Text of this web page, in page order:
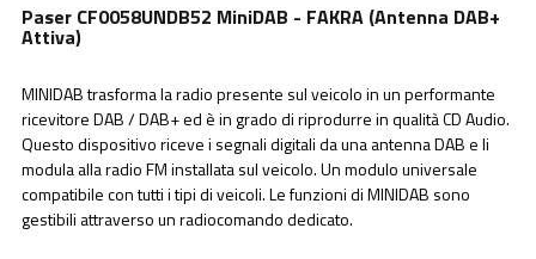
Paser CF0058UNDB52 MiniDAB - FAKRA (Antenna DAB+
Attiva)
MINIDAB trasforma la radio presente sul veicolo in un performante
ricevitore DAB / DAB+ ed è in grado di riprodurre in qualità CD Audio.
Questo dispositivo riceve i segnali digitali da una antenna DAB e li
modula alla radio FM installata sul veicolo. Un modulo universale
compatibile con tutti i tipi di veicoli. Le funzioni di MINIDAB sono
gestibili attraverso un radiocomando dedicato.